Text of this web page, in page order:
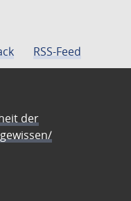
RSS-Feed
der